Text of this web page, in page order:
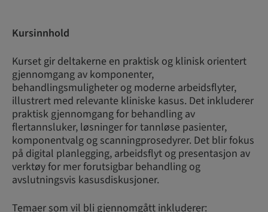
Kursinnhold
Kurset gir deltakerne en praktisk og klinisk orientert
gjennomgang av komponenter,
behandlingsmuligheter og moderne arbeidsflyter,
illustrert med relevante kliniske kasus. Det inkluderer
praktisk gjennomgang for behandling av
flertannsluker, løsninger for tannløse pasienter,
komponentvalg og scanningprosedyrer. Det blir fokus
på digital planlegging, arbeidsflyt og presentasjon av
verktøy for mer forutsigbar behandling og
avslutningsvis kasusdiskusjoner.
Temaer som vil bli gjennomgått inkluderer: